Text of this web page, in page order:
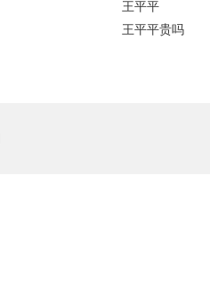
王平平
王平平贵吗